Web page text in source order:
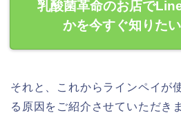
乳酸菌革命のお店で
かを今すぐ知りた
それと、これからラインペイが
る原因をご紹介させていただき